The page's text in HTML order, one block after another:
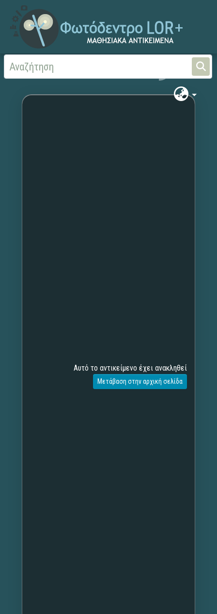
Αρχική Χωρίς τίτλο
Αυτό το αντικείμενο έχει ανακληθεί
Μετάβαση στην αρχική σελίδα